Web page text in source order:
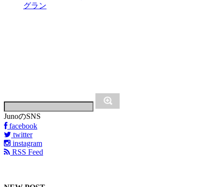
グラン
JunoのSNS
facebook
twitter
instagram
RSS Feed